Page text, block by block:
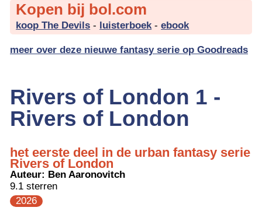
Kopen bij bol.com
koop The Devils - luisterboek-ebook
meer over deze nieuwe fantasy serie op Goodreads
Rivers of London 1 -
Rivers of London
het eerste deel in de urban fantasy serie
Rivers of London
Auteur: Ben Aaronovitch
9.1 sterren
2026